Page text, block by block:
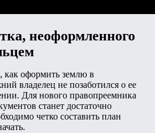
неоформленного
как оформить землю в
владелец не позаботился о ее
Для нового правопреемника
станет достаточно
четко составить план